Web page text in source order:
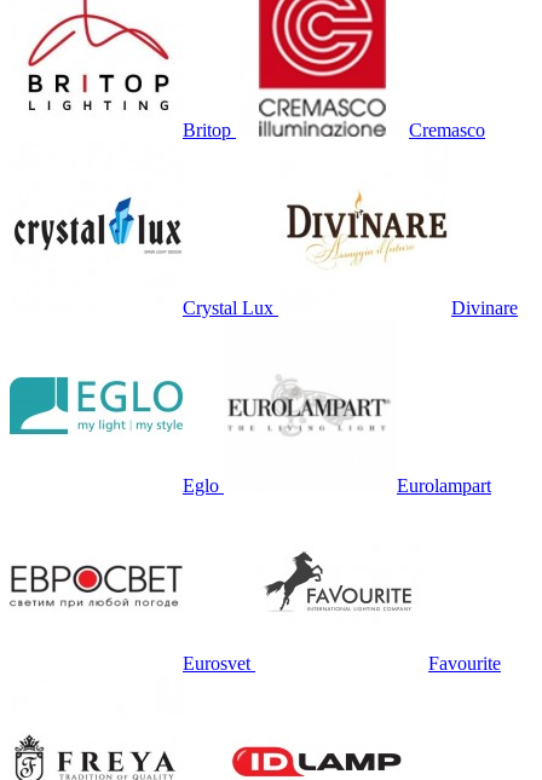
Britop Cremasco
Crystal Lux Divinare
Eglo Eurolampart
Eurosvet Favourite